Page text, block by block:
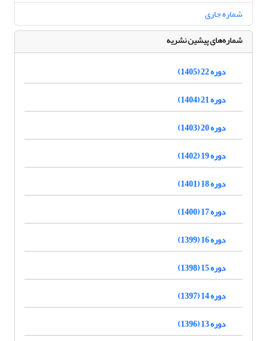
شماره جاری
شماره‌های پیشین نشریه
دوره 22 (1405)
دوره 21 (1404)
دوره 20 (1403)
دوره 19 (1402)
دوره 18 (1401)
دوره 17 (1400)
دوره 16 (1399)
دوره 15 (1398)
دوره 14 (1397)
دوره 13 (1396)